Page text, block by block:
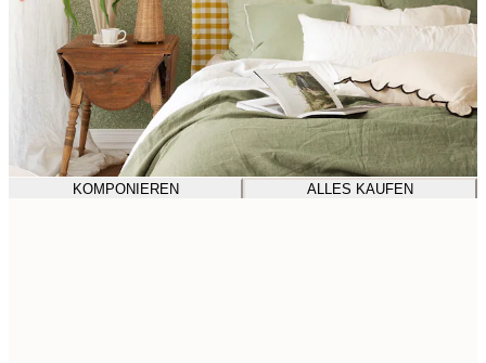
KOMPONIEREN ALLES KAUFEN